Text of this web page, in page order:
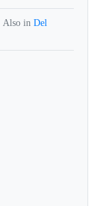
Also in Del